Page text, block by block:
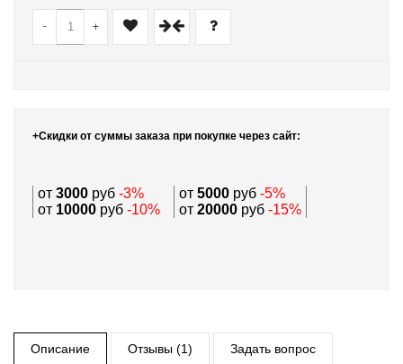
- +
+Скидки от суммы заказа при покупке через сайт:
от 3000 руб -3% от 5000 руб -5%
от 10000 руб -10% от 20000 руб -15%
Описание Отзывы (1) Задать вопрос